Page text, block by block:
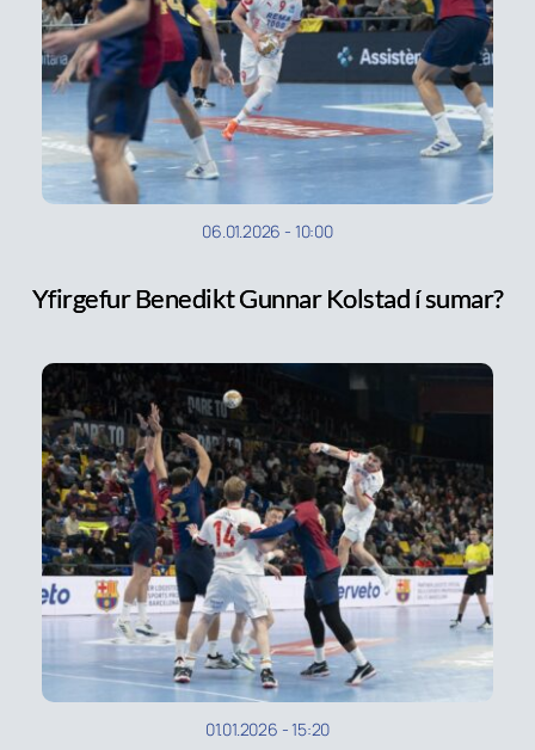
06.01.2026 - 10:00
Yfirgefur Benedikt Gunnar Kolstad í sumar?
01.01.2026 -15:20